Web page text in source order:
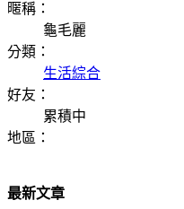
暱稱：
龜毛麗
分類：
生活綜合
好友：
累積中
地區：
最新文章